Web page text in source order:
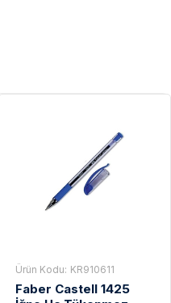
Ürün Kodu: KR910611
Faber Castell 1425